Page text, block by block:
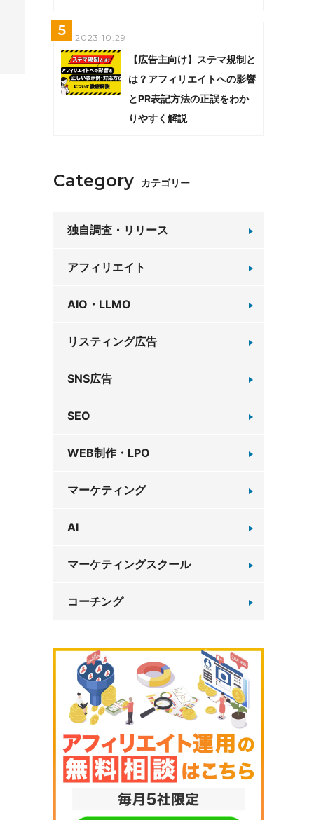
5 2023.10.29
【広告主向け】ステマ規制と
は？アフィリエイトへの影響
とPR表記方法の正誤をわか
りやすく解説
Category カテゴリー
独自調査・リリース
アフィリエイト
AIO・LLMO
リスティング広告
SNS広告
SEO
WEB制作・LPO
マーケティング
AI
マーケティングスクール
コーチング